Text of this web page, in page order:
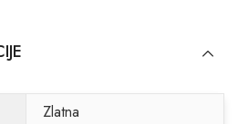
Zlatna